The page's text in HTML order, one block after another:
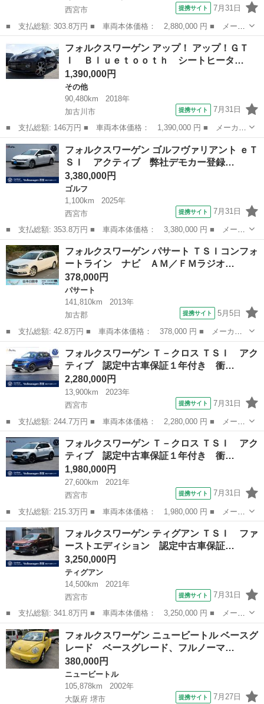
西宮市
提携サイト 7月31日
■ 支払総額: 303.8万円 ■ 車両本体価格： 2,880,000 円 ■ メーカ
ー名： フォルクスワーゲン ■ 車種名： Ｔ－クロス ■ グレード
名： ＴＳＩ スタイル 弊社デモカー登録車 新車保証継承２０２
８年８月...
フォルクスワーゲン
フォルクスワーゲン アップ！ アップ！ＧＴ
Ｉ Ｂｌｕｅｔｏｏｔｈ シートヒータ…
1,390,000円
その他
90,480km
2018年
加古川市
提携サイト 7月31日
■ 支払総額: 146万円 ■ 車両本体価格： 1,390,000 円 ■ メーカー
名： フォルクスワーゲン ■ 車種名： アップ！ ■ グレード
名： アップ！ＧＴＩ Ｂｌｕｅｔｏｏｔｈ シートヒーター アイ
ドリングストッ...
兵庫 加古川市 その他
フォルクスワーゲン ゴルフヴァリアント ｅＴ
ＳＩ アクティブ 弊社デモカー登録…
3,380,000円
ゴルフ
1,100km
2025年
西宮市
提携サイト 7月31日
■ 支払総額: 353.8万円 ■ 車両本体価格： 3,380,000 円 ■ メーカ
ー名： フォルクスワーゲン ■ 車種名： ゴルフヴァリアント ■
グレード名： ｅＴＳＩ アクティブ 弊社デモカー登録車 新車保
証継承２...
兵庫 西宮市 ゴルフ
フォルクスワーゲン パサート ＴＳＩコンフォ
ートライン ナビ ＡＭ／ＦＭラジオ…
378,000円
パサート
141,810km
2013年
加古郡
提携サイト 5月5日
■ 支払総額: 42.8万円 ■ 車両本体価格： 378,000 円 ■ メーカー
名： フォルクスワーゲン ■ 車種名： パサート ■ グレード
名： ＴＳＩコンフォートライン ナビ ＡＭ／ＦＭラジオ Ｂｌｕ
ｅｔｏｏｔｈ Ｔ...
兵庫 加古郡 パサート
フォルクスワーゲン Ｔ－クロス ＴＳＩ アク
ティブ 認定中古車保証１年付き 衝…
2,280,000円
13,900km
2023年
西宮市
提携サイト 7月31日
■ 支払総額: 244.7万円 ■ 車両本体価格： 2,280,000 円 ■ メーカ
ー名： フォルクスワーゲン ■ 車種名： Ｔ－クロス ■ グレード
名： ＴＳＩ アクティブ 認定中古車保証１年付き 衝突軽減ブレ
ーキ Ｌ...
兵庫 西宮市 フォルクスワーゲン
フォルクスワーゲン Ｔ－クロス ＴＳＩ アク
ティブ 認定中古車保証１年付き 衝…
1,980,000円
27,600km
2021年
西宮市
提携サイト 7月31日
■ 支払総額: 215.3万円 ■ 車両本体価格： 1,980,000 円 ■ メーカ
ー名： フォルクスワーゲン ■ 車種名： Ｔ－クロス ■ グレード
名： ＴＳＩ アクティブ 認定中古車保証１年付き 衝突軽減ブレ
ーキ Ａ...
兵庫 西宮市 フォルクスワーゲン
フォルクスワーゲン ティグアン ＴＳＩ ファ
ーストエディション 認定中古車保証…
3,250,000円
ティグアン
14,500km
2021年
西宮市
提携サイト 7月31日
■ 支払総額: 341.8万円 ■ 車両本体価格： 3,250,000 円 ■ メーカ
ー名： フォルクスワーゲン ■ 車種名： ティグアン ■ グレード
名： ＴＳＩ ファーストエディション 認定中古車保証１年付き
衝突軽減...
兵庫 西宮市 ティグアン
フォルクスワーゲン ニュービートル ベースグ
レード ベースグレード、フルノーマ…
380,000円
ニュービートル
105,878km
2002年
大阪府 堺市
提携サイト 7月27日